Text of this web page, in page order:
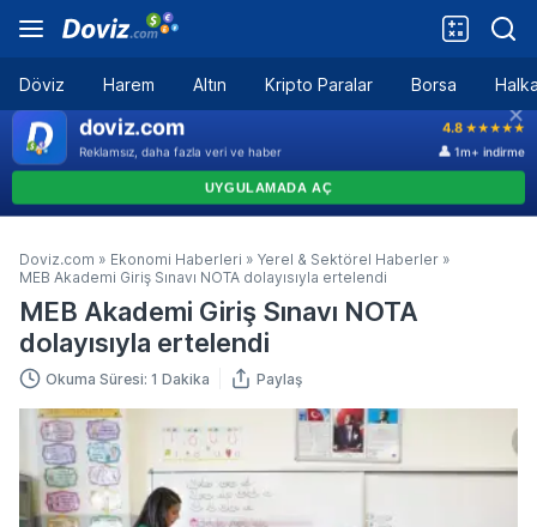
Döviz Harem Altın Kripto Paralar Borsa
Doviz.com » Ekonomi Haberleri » Yerel & Sektörel Haberler »
MEB Akademi Giriş Sınavı NOTA dolayısıyla ertelendi
MEB Akademi Giriş Sınavı NOTA
dolayısıyla ertelendi
Okuma Süresi: 1 Dakika Paylaş